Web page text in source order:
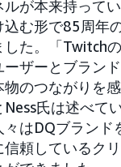
が本来持って
込む形で85周年
した。「Twitch
ザーとブラン
のつながりを
氏は述べて
はDQブランド
信頼しているク